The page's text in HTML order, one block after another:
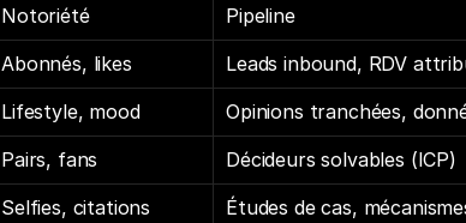
Notoriété
Pipeline
Abonnés, likes
Leads inbound, RDV
Lifestyle, mood
Opinions tranchées,
Pairs, fans
Décideurs solvables (ICP)
Selfies, citations
Études de cas,